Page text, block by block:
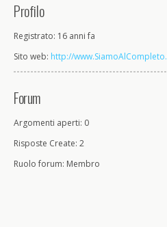
Profilo
Registrato: 16 anni fa
Sito web: http://
Forum
Argomenti aperti: 0
Risposte Create: 2
Ruolo forum: Membro